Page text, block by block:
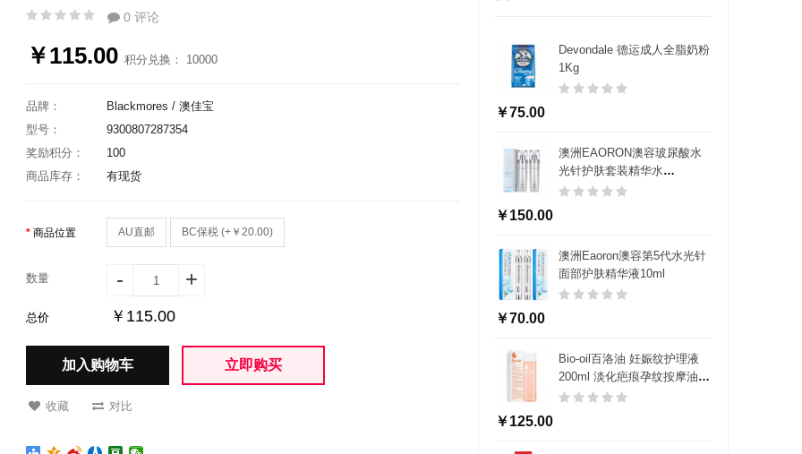
0 评论
￥115.00 积分兑换： 10000
品牌：
Blackmores / 澳佳宝
型号：
9300807287354
奖励积分：
100
商品库存：
有现货
商品位置 AU直邮 BC保税 (+￥20.00)
数量 - +
总价 ￥115.00
加入购物车 立即购买
收藏 对比
Devondale 德运成人全脂奶粉
1Kg
￥75.00
澳洲EAORON澳容玻尿酸水
光针护肤套装精华水
120ml+精华乳液120ml滋润补
￥150.00
澳洲Eaoron澳容第5代水光针
面部护肤精华液10ml
￥70.00
Bio-oil百洛油 妊娠纹护理液
200ml 淡化疤痕孕纹按摩油
孕妇护肤品
￥125.00